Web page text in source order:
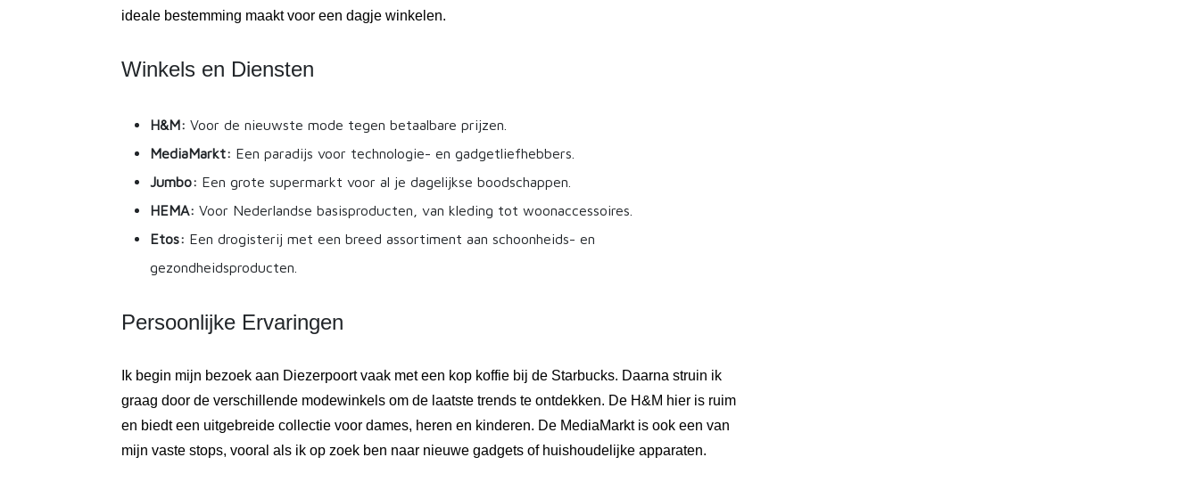
ideale bestemming maakt voor een dagje winkelen.
Winkels en Diensten
H&M: Voor de nieuwste mode tegen betaalbare prijzen.
MediaMarkt: Een paradijs voor technologie- en gadgetliefhebbers.
Jumbo: Een grote supermarkt voor al je dagelijkse boodschappen.
HEMA: Voor Nederlandse basisproducten, van kleding tot woonaccessoires.
Etos: Een drogisterij met een breed assortiment aan schoonheids- en
gezondheidsproducten.
Persoonlijke Ervaringen
Ik begin mijn bezoek aan Diezerpoort vaak met een kop koffie bij de Starbucks. Daarna struin ik
graag door de verschillende modewinkels om de laatste trends te ontdekken. De H&M hier is ruim
en biedt een uitgebreide collectie voor dames, heren en kinderen. De MediaMarkt is ook een van
mijn vaste stops, vooral als ik op zoek ben naar nieuwe gadgets of huishoudelijke apparaten.